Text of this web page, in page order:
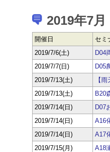
2019年7月
開催日
セミ
2019/7/6(土)
D04
2019/7/7(日)
D05
2019/7/13(土)
【
2019/7/13(土)
B20
2019/7/14(日)
D07
2019/7/14(日)
A16
2019/7/14(日)
A17
2019/7/15(月)
A18